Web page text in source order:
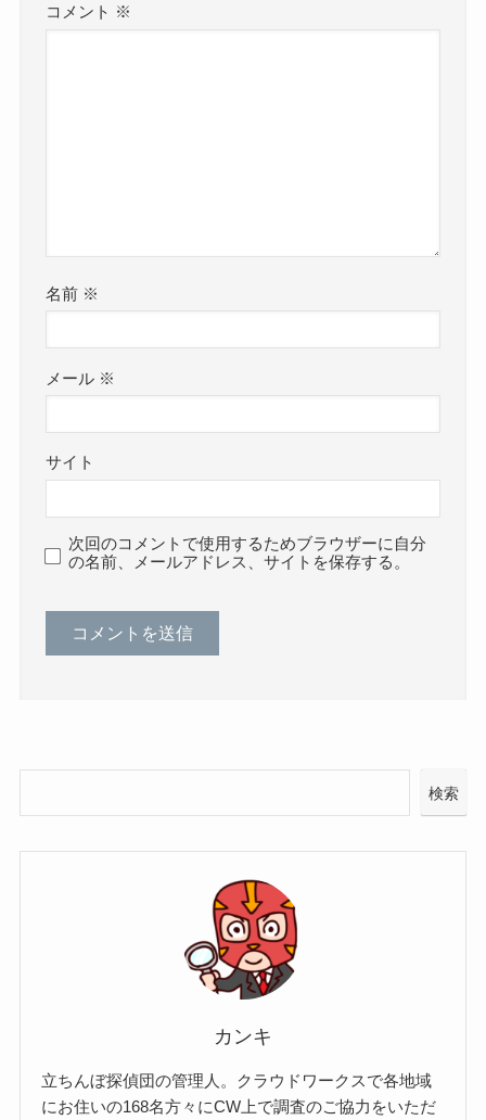
コメント ※
名前 ※
メール ※
サイト
次回のコメントで使用するためブラウザーに自分
の名前、メールアドレス、サイトを保存する。
検索
カンキ
立ちんぼ探偵団の管理人。クラウドワークスで各地域
にお住いの168名方々にCW上で調査のご協力をいただ